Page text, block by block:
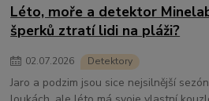
Léto, moře a detektor
šperků ztratí lidi na pláži?
02.07.2026 Detektory
Jaro a podzim jsou sice nejsilnější